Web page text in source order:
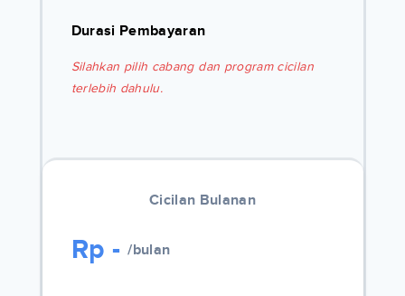
Durasi Pembayaran
Silahkan pilih cabang dan program cicilan
terlebih dahulu.
Cicilan Bulanan
Rp - /bulan